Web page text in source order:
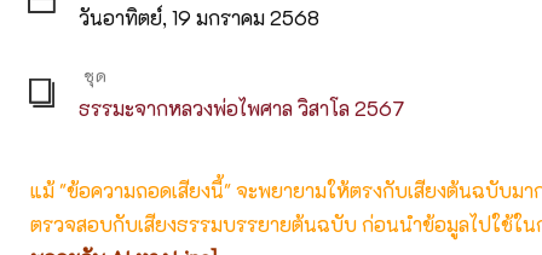
วันอาทิตย์, 19 มกราคม 2568
ชุด
ธรรมะจากหลวงพ่อไพศาล วิสาโล 2567
แม้ "ข้อความถอดเสียงนี้" จะพยายามให้ตรงกับเสียงต้นฉบับม
ตรวจสอบกับเสียงธรรมบรรยายต้นฉบับ ก่อนนำข้อมูลไปใช้ใน